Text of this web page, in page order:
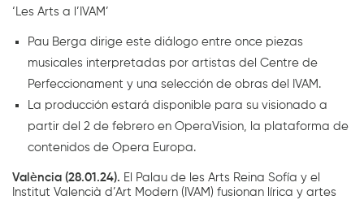
‘Les Arts a l’IVAM’
Pau Berga dirige este diálogo entre once piezas
musicales interpretadas por artistas del Centre de
Perfeccionament y una selección de obras del IVAM.
La producción estará disponible para su visionado a
partir del 2 de febrero enOperaVision , la plataforma de
contenidos de Opera Europa.
València (28.01.24). El Palau de les Arts Reina Sofía y el
Institut Valencià d’Art Modern (IVAM) fusionan lírica y artes